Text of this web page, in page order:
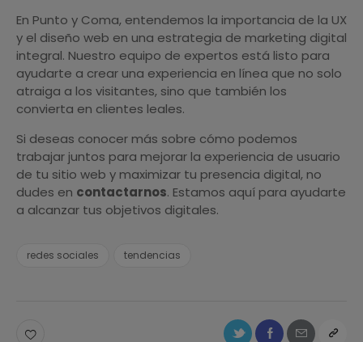
En Punto y Coma, entendemos la importancia de la UX
y el diseño web en una estrategia de marketing digital
integral. Nuestro equipo de expertos está listo para
ayudarte a crear una experiencia en línea que no solo
atraiga a los visitantes, sino que también los
convierta en clientes leales.
Si deseas conocer más sobre cómo podemos
trabajar juntos para mejorar la experiencia de usuario
de tu sitio web y maximizar tu presencia digital, no
dudes en contactarnos. Estamos aquí para ayudarte
a alcanzar tus objetivos digitales.
redes sociales tendencias